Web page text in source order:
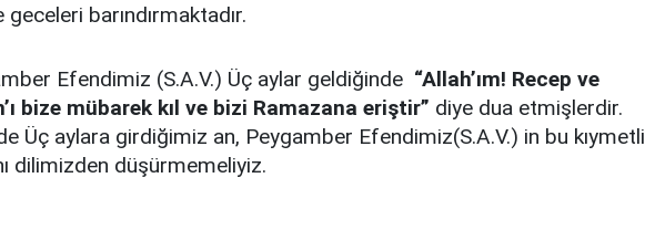
geceleri barındırmaktadır.
Efendimiz (S.A.V.) Üç aylar geldiğinde “Allah’ım! Recep ve
bize mübarek kıl ve bizi Ramazana eriştir” diye dua etmişlerdir.
Üç aylara girdiğimiz an, Peygamber Efendimiz(S.A.V.) in bu kıymetli
dilimizden düşürmemeliyiz.